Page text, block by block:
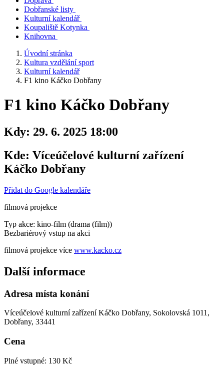
Dobřanské listy
Kulturní kalendář
Koupaliště Kotynka
Knihovna
Úvodní stránka
Kultura vzdělání sport
Kulturní kalendář
F1 kino Káčko Dobřany
F1 kino Káčko Dobřany
Kdy: 29. 6. 2025 18:00
Kde: Víceúčelové kulturní zařízení
Káčko Dobřany
Přidat do Google kalendáře
filmová projekce
Typ akce: kino-film (drama (film))
Bezbariérový vstup na akci
filmová projekce více www.kacko.cz
Další informace
Adresa místa konání
Víceúčelové kulturní zařízení Káčko Dobřany, Sokolovská 1011,
Dobřany, 33441
Cena
Plné vstupné: 130 Kč